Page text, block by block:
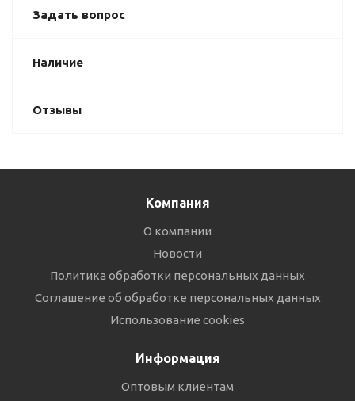
Задать вопрос
Наличие
Отзывы
Компания
О компании
Новости
Политика обработки персональных данных
Соглашение об обработке персональных данных
Использование cookies
Информация
Оптовым клиентам